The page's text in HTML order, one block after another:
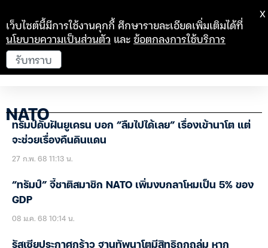
NATO
ทรัมป์ดับฝันยูเครน บอก “ลืมไปได้เลย” เรื่องเข้านาโต แต่
จะช่วยเรื่องคืนดินแดน
27 ก.พ. 68 11:13 น.
“ทรัมป์” จี้ชาติสมาชิก NATO เพิ่มงบกลาโหมเป็น 5% ของ
GDP
08 ม.ค. 68 10:14 น.
รัสเซียประกาศกร้าว ฐานทัพนาโตมีสิทธิถูกถล่ม หาก
เว็บไซต์นี้มีการใช้งานคุกกี้ ศึกษารายละเอียดเพิ่มเติมได้ที่
นโยบายความเป็นส่วนตัว และข้อตกลงการใช้บริการ
รับทราบ
X